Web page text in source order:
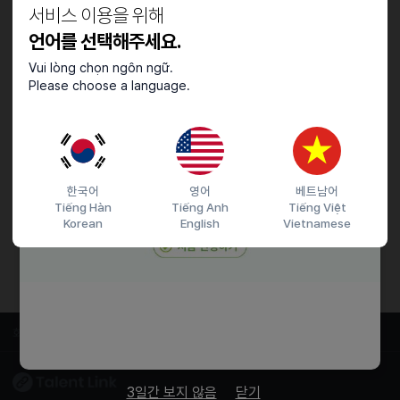
서비스 이용을 위해
언어를 선택해주세요.
Vui lòng chọn ngôn ngữ.
Please choose a language.
한국어
Tiếng Hàn
Korean
영어
Tiếng Anh
English
베트남어
Tiếng Việt
Vietnamese
3일간 보지 않음 닫기